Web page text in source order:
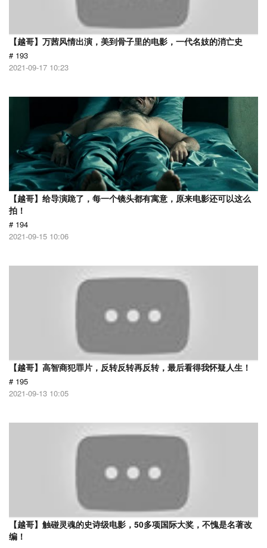
【越哥】万茜风情出演，美到骨子里的电影，一代名妓的消亡史
# 193
2021-09-17 10:23
【越哥】给导演跪了，每一个镜头都有寓意，原来电影还可以这么
拍！
# 194
2021-09-15 10:06
【越哥】高智商犯罪片，反转反转再反转，最后看得我怀疑人生！
# 195
2021-09-13 10:05
【越哥】触碰灵魂的史诗级电影，50多项国际大奖，不愧是名著改
编！